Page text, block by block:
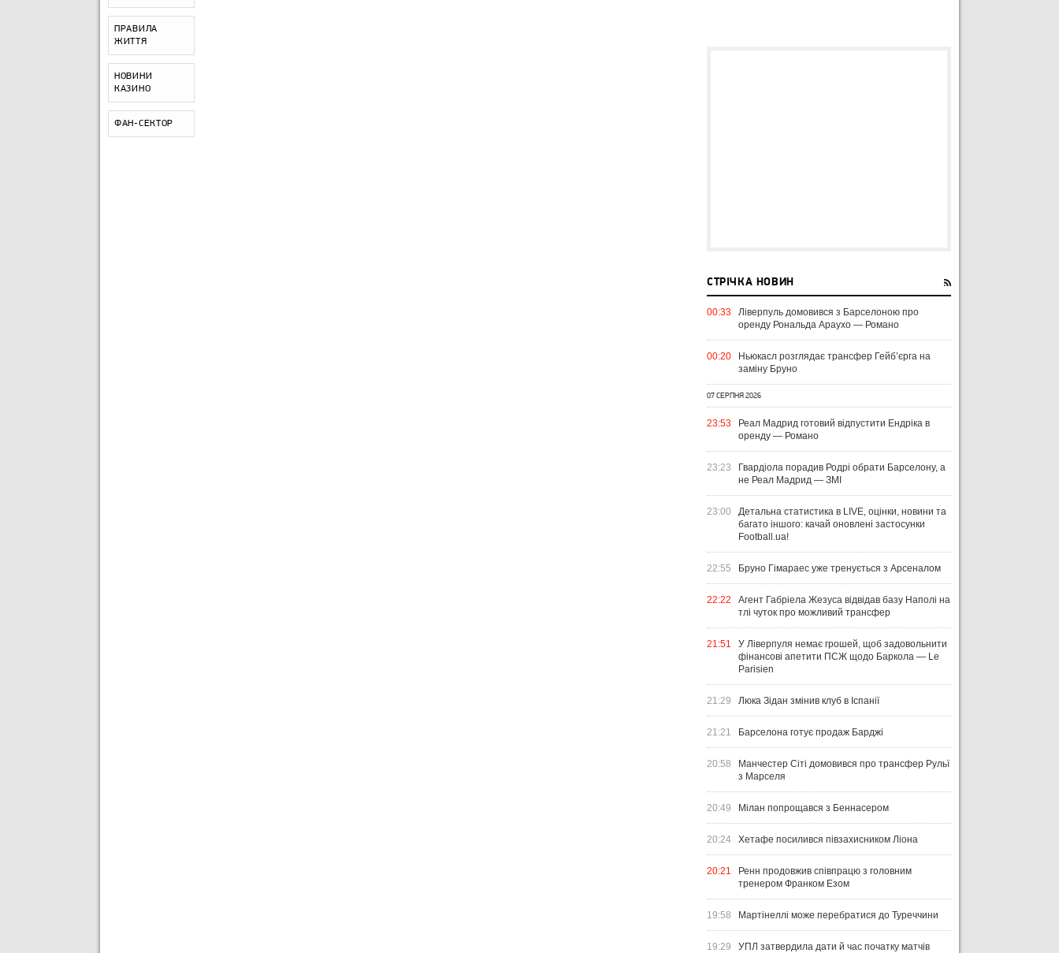
ПРАВИЛА
ЖИТТЯ
НОВИНИ
КАЗИНО
ФАН-СЕКТОР
СТРІЧКА НОВИН
00:33
Ліверпуль домовився з Барселоною про
оренду Рональда Араухо — Романо
00:20
Ньюкасл розглядає трансфер Гейб’єрга на
заміну Бруно
07 СЕРПНЯ 2026
23:53
Реал Мадрид готовий відпустити Ендріка в
оренду — Романо
23:23
Гвардіола порадив Родрі обрати Барселону, а
не Реал Мадрид — ЗМІ
23:00
Детальна статистика в LIVE, оцінки, новини та
багато іншого: качай оновлені застосунки
Football.ua!
22:55 Бруно Гімараес уже тренується з Арсеналом
22:22
Агент Габріела Жезуса відвідав базу Наполі на
тлі чуток про можливий трансфер
21:51
У Ліверпуля немає грошей, щоб задовольнити
фінансові апетити ПСЖ щодо Баркола — Le
Parisien
21:29 Люка Зідан змінив клуб в Іспанії
21:21 Барселона готує продаж Барджі
20:58
Манчестер Сіті домовився про трансфер Рульї
з Марселя
20:49 Мілан попрощався з Беннасером
20:24 Хетафе посилився півзахисником Ліона
20:21
Ренн продовжив співпрацю з головним
тренером Франком Езом
19:58 Мартінеллі може перебратися до Туреччини
19:29
УПЛ затвердила дати й час початку матчів